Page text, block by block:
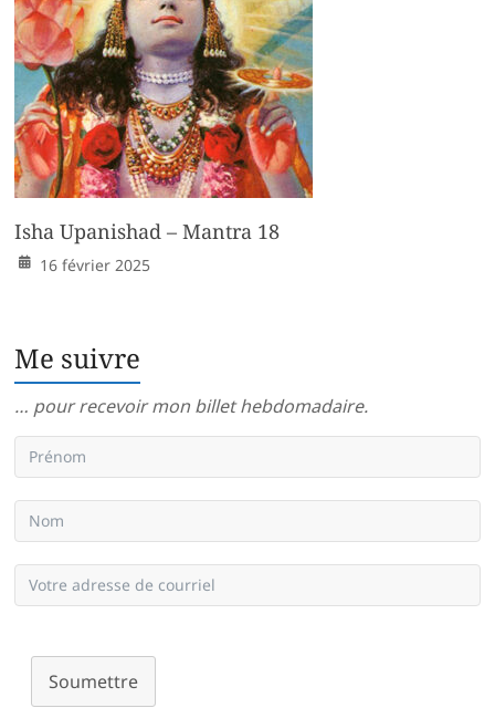
Isha Upanishad – Mantra 18
16 février 2025
Me suivre
… pour recevoir mon billet hebdomadaire.
Soumettre